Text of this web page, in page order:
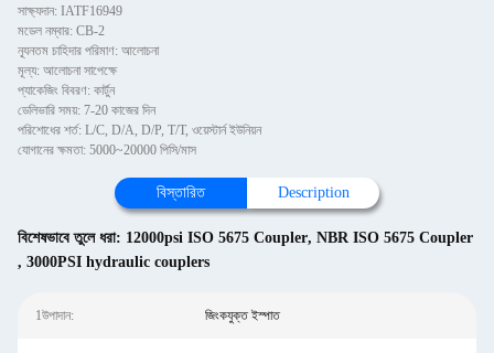
সাক্ষ্যদান: IATF16949
মডেল নম্বার: CB-2
ন্যূনতম চাহিদার পরিমাণ: আলোচনা
মূল্য: আলোচনা সাপেক্ষে
প্যাকেজিং বিবরণ: কার্টুন
ডেলিভারি সময়: 7-20 কাজের দিন
পরিশোধের শর্ত: L/C, D/A, D/P, T/T, ওয়েস্টার্ন ইউনিয়ন
যোগানের ক্ষমতা: 5000~20000 পিসি/মাস
বিস্তারিত Description
বিশেষভাবে তুলে ধরা: 12000psi ISO 5675 Coupler, NBR ISO 5675 Coupler
, 3000PSI hydraulic couplers
1উপাদান: জিংকযুক্ত ইস্পাত